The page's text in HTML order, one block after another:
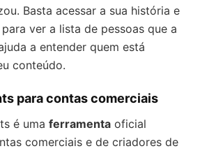
Basta acessar a sua história e
ver a lista de pessoas que a
a entender quem está
conteúdo.
para contas comerciais
é uma ferramenta oficial
comerciais e de criadores de